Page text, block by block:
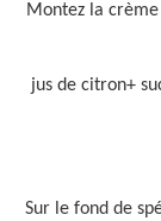
Montez la
jus de citron+
Sur le fond de